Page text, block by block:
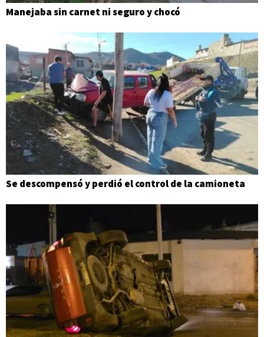
Manejaba sin carnet ni seguro y chocó
Se descompensó y perdió el control de la camioneta